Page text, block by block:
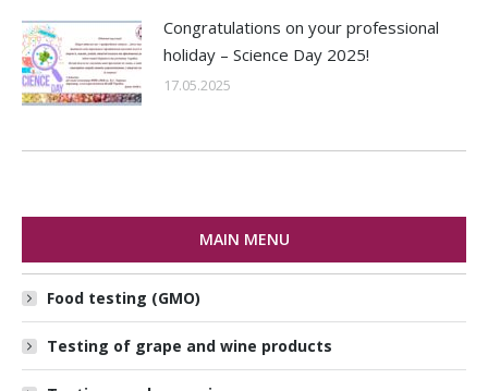
Congratulations on your professional
holiday – Science Day 2025!
17.05.2025
MAIN MENU
Food testing (GMO)
Testing of grape and wine products